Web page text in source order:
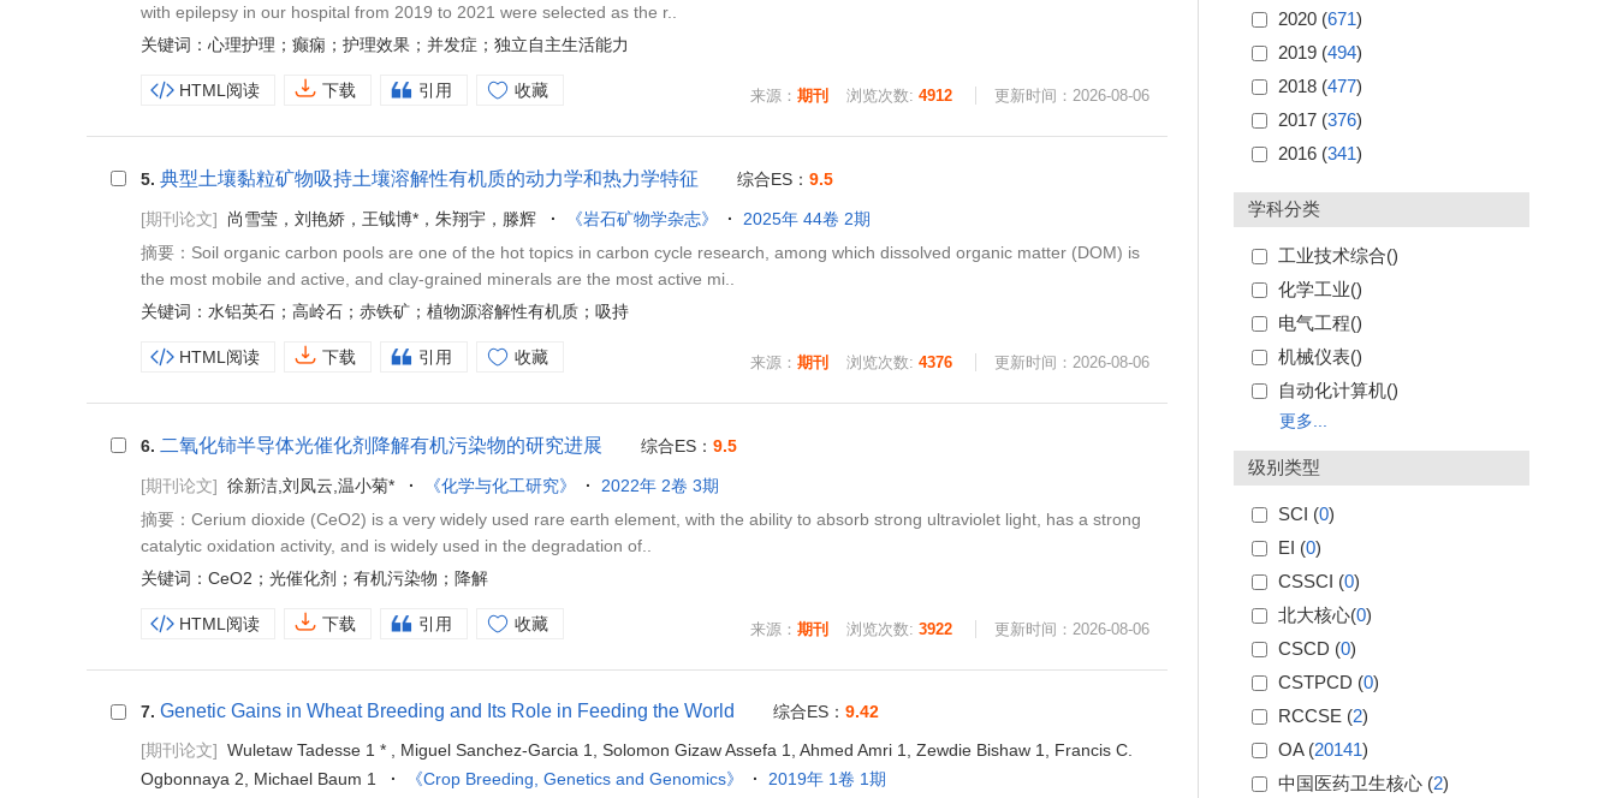
2020 (671)
2019 (494)
2018 (477)
2017 (376)
2016 (341)
学科分类
工业技术综合()
化学工业()
电气工程()
机械仪表()
自动化计算机()
更多...
级别类型
SCI (0)
EI (0)
CSSCI (0)
北大核心(0)
CSCD (0)
CSTPCD (0)
RCCSE (2)
OA (20141)
中国医药卫生核心 (2)
with epilepsy in our hospital from 2019 to 2021 were selected as the r..
关键词：心理护理；癫痫；护理效果；并发症；独立自主生活能力
来源： 期刊 浏览次数: 4912 更新时间：2026-08-06
HTML阅读 下载 引用 收藏
5. 典型土壤黏粒矿物吸持土壤溶解性有机质的动力学和热力学特征 综合ES： 9.5
[期刊论文] 尚雪莹，刘艳娇，王钺博*，朱翔宇，滕辉 《岩石矿物学杂志》
2025年 44卷 2期
摘要：Soil organic carbon pools are one of the hot topics in carbon cycle research, among which dissolved organic matter (DOM) is
the most mobile and active, and clay-grained minerals are the most active mi..
关键词：水铝英石；高岭石；赤铁矿；植物源溶解性有机质；吸持
来源： 期刊 浏览次数: 4376 更新时间：2026-08-06
HTML阅读 下载 引用 收藏
6. 二氧化铈半导体光催化剂降解有机污染物的研究进展 综合ES： 9.5
[期刊论文] 徐新洁,刘凤云,温小菊* 《化学与化工研究》
2022年 2卷 3期
摘要：Cerium dioxide (CeO2) is a very widely used rare earth element, with the ability to absorb strong ultraviolet light, has a strong
catalytic oxidation activity, and is widely used in the degradation of..
关键词：CeO2；光催化剂；有机污染物；降解
来源： 期刊 浏览次数: 3922 更新时间：2026-08-06
HTML阅读 下载 引用 收藏
7. Genetic Gains in Wheat Breeding and Its Role in Feeding the World 综合ES： 9.42
[期刊论文] Wuletaw Tadesse 1 * , Miguel Sanchez-Garcia 1, Solomon Gizaw Assefa 1, Ahmed Amri 1, Zewdie Bishaw 1, Francis C.
Ogbonnaya 2, Michael Baum 1
《Crop Breeding, Genetics and Genomics》
2019年 1卷 1期